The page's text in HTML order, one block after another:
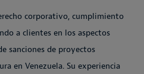
corporativo, cumplimiento
a clientes en los aspectos
sanciones de proyectos
en Venezuela. Su experiencia